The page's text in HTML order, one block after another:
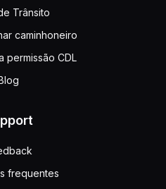
Trânsito
caminhoneiro
permissão CDL
frequentes